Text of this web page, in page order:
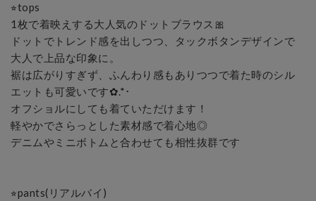
⭐︎tops
1枚で着映えする大人気のドットブラウス🎀
ドットでトレンド感を出しつつ、タックボタンデザインで
大人で上品な印象に。
裾は広がりすぎず、ふんわり感もありつつで着た時のシル
エットも可愛いです‪‪✿.*･
オフショルにしても着ていただけます！
軽やかでさらっとした素材感で着心地◎
デニムやミニボトムと合わせても相性抜群です
⭐︎pants(リアルバイ)